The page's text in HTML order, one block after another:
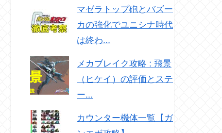
マゼラトップ砲とバズー
カの強化でユニシナ時代
は終わ...
メカブレイク攻略 : 飛景
（ヒケイ）の評価とステ
ー...
カウンター機体一覧【ガ